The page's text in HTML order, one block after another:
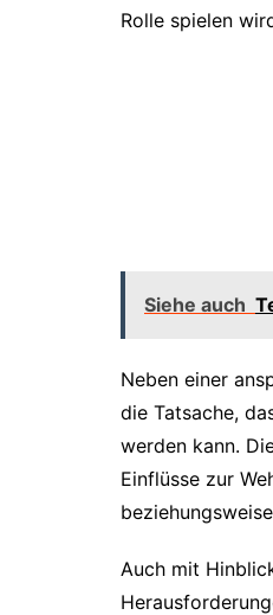
Rolle spielen
Siehe auch
Neben einer
die Tatsache,
werden kann.
Einflüsse zur
Auch mit